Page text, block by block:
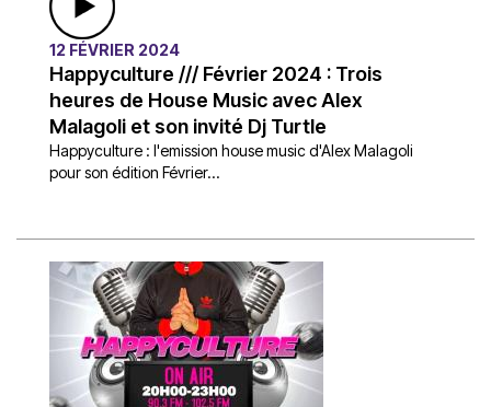
12 FÉVRIER 2024
Happyculture /// Février 2024 : Trois
heures de House Music avec Alex
Malagoli et son invité Dj Turtle
Happyculture : l'emission house music d'Alex Malagoli
pour son édition Février...